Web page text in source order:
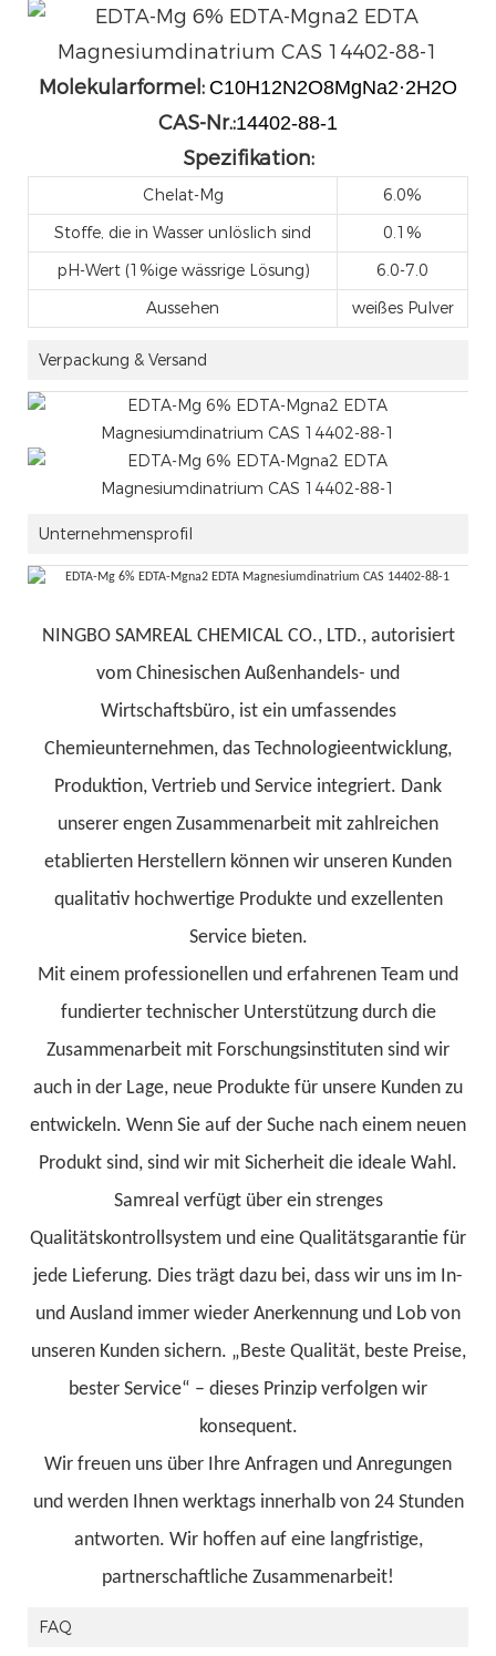
Molekularformel: C10H12N2O8MgNa2·2H2O
CAS-Nr.:14402-88-1
Spezifikation:
Chelat-Mg
6.0%
Stoffe, die in Wasser unlöslich sind
0.1%
pH-Wert (1%ige wässrige Lösung)
6.0-7.0
Aussehen
weißes Pulver
Verpackung & Versand
Unternehmensprofil
NINGBO SAMREAL CHEMICAL CO., LTD., autorisiert
vom Chinesischen Außenhandels- und
Wirtschaftsbüro, ist ein umfassendes
Chemieunternehmen, das Technologieentwicklung,
Produktion, Vertrieb und Service integriert. Dank
unserer engen Zusammenarbeit mit zahlreichen
etablierten Herstellern können wir unseren Kunden
qualitativ hochwertige Produkte und exzellenten
Service bieten.
Mit einem professionellen und erfahrenen Team und
fundierter technischer Unterstützung durch die
Zusammenarbeit mit Forschungsinstituten sind wir
auch in der Lage, neue Produkte für unsere Kunden zu
entwickeln. Wenn Sie auf der Suche nach einem neuen
Produkt sind, sind wir mit Sicherheit die ideale Wahl.
Samreal verfügt über ein strenges
Qualitätskontrollsystem und eine Qualitätsgarantie für
jede Lieferung. Dies trägt dazu bei, dass wir uns im In-
und Ausland immer wieder Anerkennung und Lob von
unseren Kunden sichern. „Beste Qualität, beste Preise,
bester Service“ – dieses Prinzip verfolgen wir
konsequent.
Wir freuen uns über Ihre Anfragen und Anregungen
und werden Ihnen werktags innerhalb von 24 Stunden
antworten. Wir hoffen auf eine langfristige,
partnerschaftliche Zusammenarbeit!
FAQ